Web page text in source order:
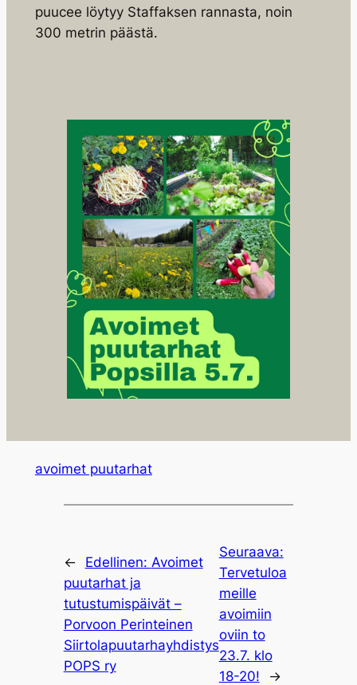
puucee löytyy Staffaksen rannasta, noin
300 metrin päästä.
avoimet puutarhat
← Edellinen: Avoimet
puutarhat ja
tutustumispäivät –
Porvoon Perinteinen
Siirtolapuutarhayhdistys
POPS ry
Seuraava:
Tervetuloa
meille
avoimiin
oviin to
23.7. klo
18-20!
→